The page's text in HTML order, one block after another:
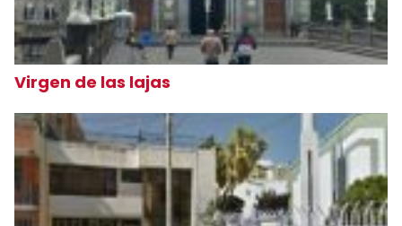
Virgen de las lajas